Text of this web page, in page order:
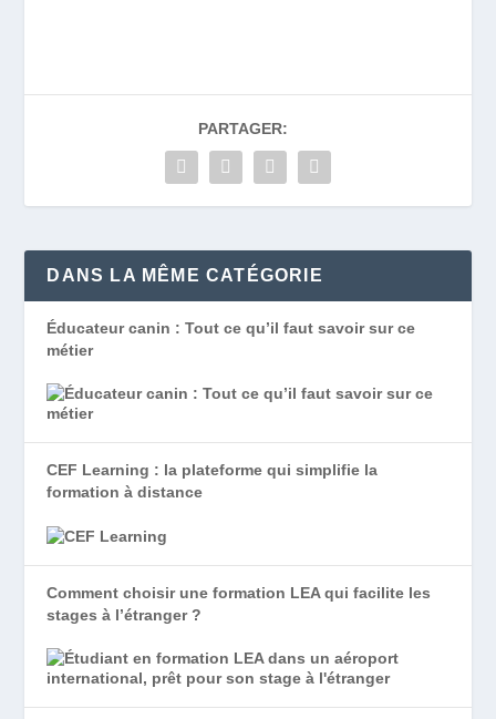
PARTAGER:
DANS LA MÊME CATÉGORIE
Éducateur canin : Tout ce qu’il faut savoir sur ce
métier
CEF Learning : la plateforme qui simplifie la
formation à distance
Comment choisir une formation LEA qui facilite les
stages à l’étranger ?